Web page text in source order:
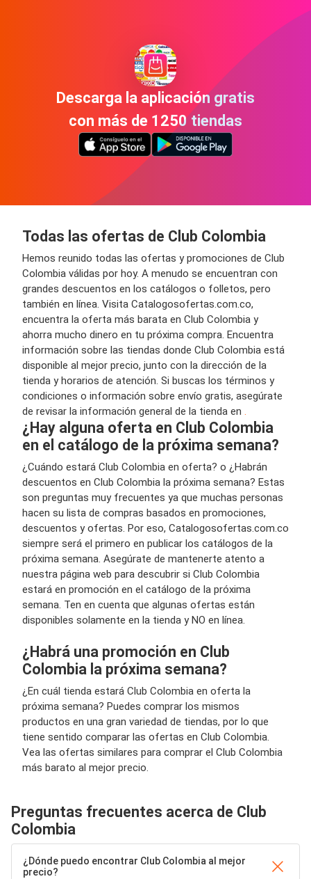
Descarga la aplicación gratis
con más de 1250 tiendas
Todas las ofertas de Club Colombia
Hemos reunido todas las ofertas y promociones de Club
Colombia válidas por hoy. A menudo se encuentran con
grandes descuentos en los catálogos o folletos, pero
también en línea. Visita Catalogosofertas.com.co,
encuentra la oferta más barata en Club Colombia y
ahorra mucho dinero en tu próxima compra. Encuentra
información sobre las tiendas donde Club Colombia está
disponible al mejor precio, junto con la dirección de la
tienda y horarios de atención. Si buscas los términos y
condiciones o información sobre envío gratis, asegúrate
de revisar la información general de la tienda en
¿Hay alguna oferta en Club Colombia
en el catálogo de la próxima semana?
¿Cuándo estará Club Colombia en oferta? o ¿Habrán
descuentos en Club Colombia la próxima semana? Estas
son preguntas muy frecuentes ya que muchas personas
hacen su lista de compras basados en promociones,
descuentos y ofertas. Por eso, Catalogosofertas.com.co
siempre será el primero en publicar los catálogos de la
próxima semana. Asegúrate de mantenerte atento a
nuestra página web para descubrir si Club Colombia
estará en promoción en el catálogo de la próxima
semana. Ten en cuenta que algunas ofertas están
disponibles solamente en la tienda y NO en línea.
¿Habrá una promoción en Club
Colombia la próxima semana?
¿En cuál tienda estará Club Colombia en oferta la
próxima semana? Puedes comprar los mismos
productos en una gran variedad de tiendas, por lo que
tiene sentido comparar las ofertas en Club Colombia.
Vea las ofertas similares para comprar el Club Colombia
más barato al mejor precio.
Preguntas frecuentes acerca de Club
Colombia
¿Dónde puedo encontrar Club Colombia al mejor
precio?